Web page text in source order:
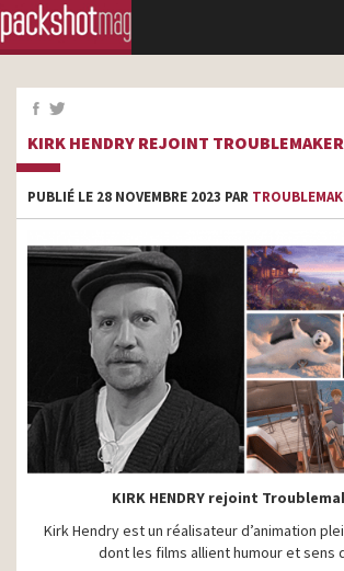
KIRK HENDRY REJOINT
PUBLIÉ LE 28 NOVEMBRE 2023 PAR
KIRK HENDRY rejoint
Kirk Hendry est un réalisateur d’animation
dont les films allient humour et sens